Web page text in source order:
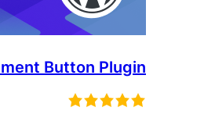
Button Plugin